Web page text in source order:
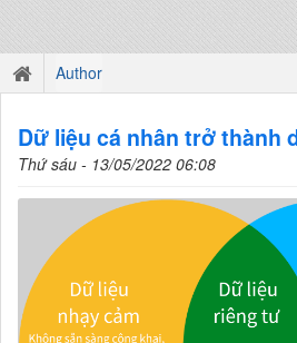
Author
Dữ liệu cá nhân trở thành
Thứ sáu - 13/05/2022 06:08